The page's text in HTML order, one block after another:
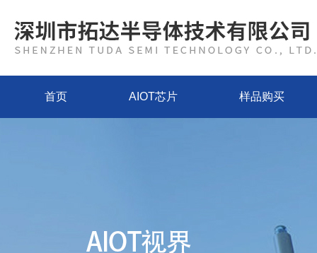
首页 AIOT芯片 样品购买